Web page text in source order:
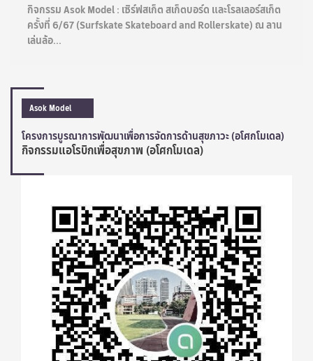
กิจกรรม Asok Model : เซิร์ฟสเก็ต สเก็ตบอร์ด และโรลเลอร์สเก็ต
ครั้งที่ 6/67 (Surfskate Skateboard and Rollerskate) ณ ลาน
เล่นล้อ...
Asok Model
โครงการบูรณาการพัฒนาเพื่อการจัดการด้านสุขภาวะ (อโศกโมเดล)
กิจกรรมแอโรบิกเพื่อสุขภาพ (อโศกโมเดล)